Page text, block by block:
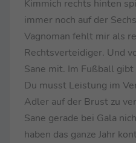
Kimmich rechts hinten
immer noch auf der
Vagnoman fehlt mir als
Rechtsverteidiger. Und
Sane mit. Im Fußball
Du musst Leistung im
Adler auf der Brust zu
Sane gerade bei Gala
haben das ganze Jahr